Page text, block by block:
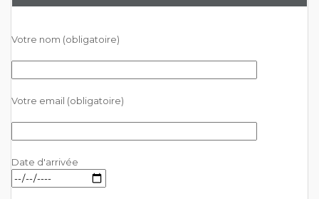
Votre nom (obligatoire)
Votre email (obligatoire)
Date d'arrivée